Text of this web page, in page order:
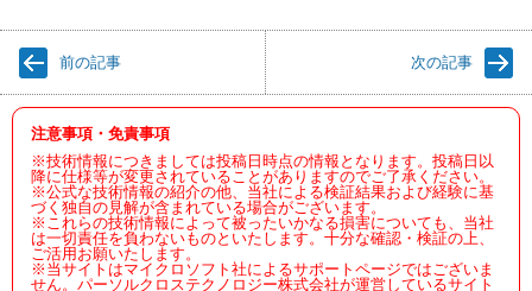
前の記事 次の記事
注意事項・免責事項
※技術情報につきましては投稿日時点の情報となります。投稿日以
降に仕様等が変更されていることがありますのでご了承ください。
※公式な技術情報の紹介の他、当社による検証結果および経験に基
づく独自の見解が含まれている場合がございます。
※これらの技術情報によって被ったいかなる損害についても、当社
は一切責任を負わないものといたします。十分な確認・検証の上、
ご活用お願いたします。
※当サイトはマイクロソフト社によるサポートページではございま
せん。パーソルクロステクノロジー株式会社が運営しているサイト